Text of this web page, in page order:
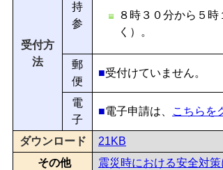
受付方
法
持
参
８時３０分から５
く）。
郵
便
■受付けていません。
電
子
■電子申請は、 こちらを
ダウンロード
21KB
その他
震災時における安全対策